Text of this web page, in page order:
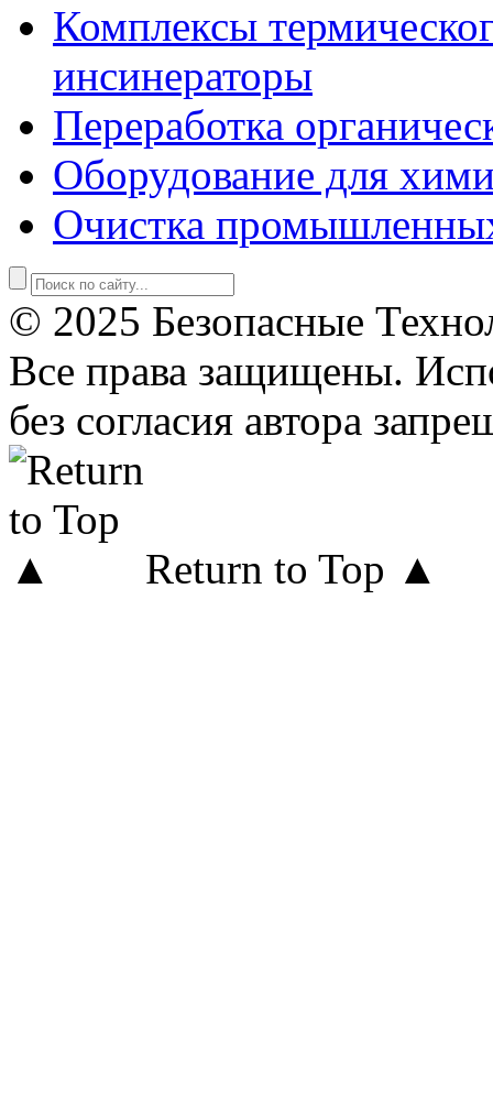
Комплексы
инсинераторы
Переработка
Оборудование для
Очистка
© 2025 Безопасные
Все права защищены.
без согласия автора
Return to Top ▲